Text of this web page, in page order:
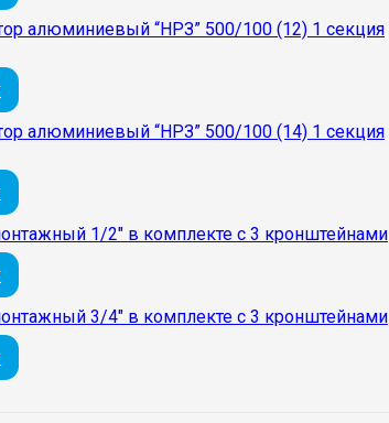
алюминиевый “НРЗ” 500/100 (12) 1 секция
алюминиевый “НРЗ” 500/100 (14) 1 секция
1/2″ в комплекте с 3 кронштейнами
3/4″ в комплекте с 3 кронштейнами